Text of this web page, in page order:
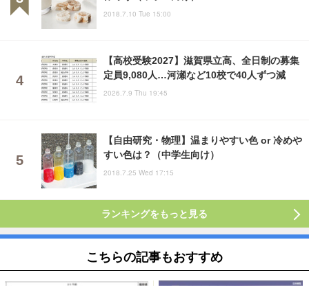
2018.7.10 Tue 15:00
【高校受験2027】滋賀県立高、全日制の募集
定員9,080人…河瀬など10校で40人ずつ減
2026.7.9 Thu 19:45
【自由研究・物理】温まりやすい色 or 冷めや
すい色は？（中学生向け）
2018.7.25 Wed 17:15
ランキングをもっと見る
こちらの記事もおすすめ